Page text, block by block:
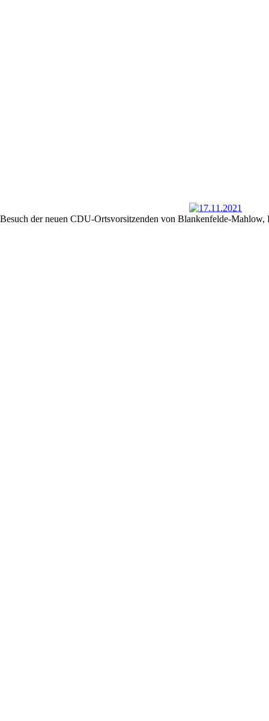
Besuch der neuen CDU-Ortsvorsitzenden von Blankenfelde-